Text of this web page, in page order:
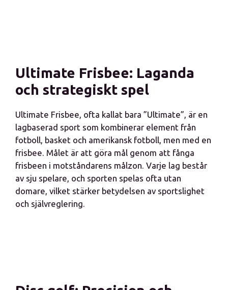
Ultimate Frisbee: Laganda
och strategiskt spel
Ultimate Frisbee, ofta kallat bara ”Ultimate”, är en
lagbaserad sport som kombinerar element från
fotboll, basket och amerikansk fotboll, men med en
frisbee. Målet är att göra mål genom att fånga
frisbeen i motståndarens målzon. Varje lag består
av sju spelare, och sporten spelas ofta utan
domare, vilket stärker betydelsen av sportslighet
och självreglering.